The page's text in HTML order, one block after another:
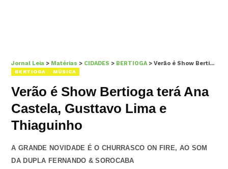
Jornal Leia > Matérias > CIDADES > BERTIOGA>Verão é Show Bertioga terá Ana Castela, Gusttavo Lima e Thiaguinho
BERTIOGA MÚSICA
Verão é Show Bertioga terá Ana
Castela, Gusttavo Lima e
Thiaguinho
A GRANDE NOVIDADE É O CHURRASCO ON FIRE, AO SOM
DA DUPLA FERNANDO & SOROCABA